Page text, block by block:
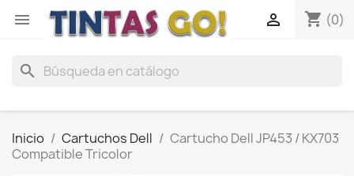
 shopping_cart (0)

search
Inicio Cartuchos Dell
Cartucho Dell JP453 / KX703
Compatible Tricolor